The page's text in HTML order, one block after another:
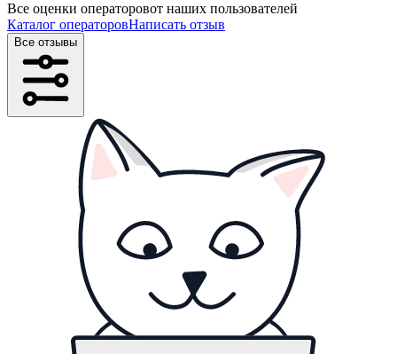
Все оценки операторовот наших пользователей
Каталог операторовНаписать отзыв
Все отзывы